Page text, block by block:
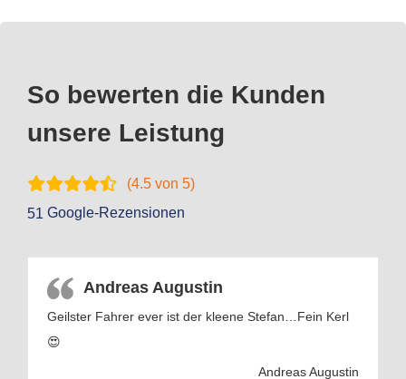
So bewerten die Kunden
unsere Leistung
(4.5 von 5)
51 Google-Rezensionen
Andreas Augustin
Geilster Fahrer ever ist der kleene Stefan…Fein Kerl
😍
Andreas Augustin